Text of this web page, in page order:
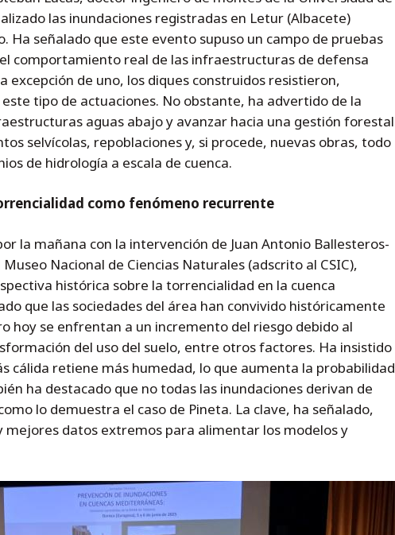
las inundaciones registradas en Letur (Albacete)
Ha señalado que este evento supuso un campo de pruebas
comportamiento real de las infraestructuras de defensa
excepción de uno, los diques construidos resistieron,
tipo de actuaciones. No obstante, ha advertido de la
aguas abajo y avanzar hacia una gestión forestal
selvícolas, repoblaciones y, si procede, nuevas obras, todo
de hidrología a escala de cuenca.
como fenómeno recurrente
la mañana con la intervención de Juan Antonio Ballesteros-
Nacional de Ciencias Naturales (adscrito al CSIC),
histórica sobre la torrencialidad en la cuenca
que las sociedades del área han convivido históricamente
hoy se enfrentan a un incremento del riesgo debido al
del uso del suelo, entre otros factores. Ha insistido
cálida retiene más humedad, lo que aumenta la probabilidad
ha destacado que no todas las inundaciones derivan de
lo demuestra el caso de Pineta. La clave, ha señalado,
mejores datos extremos para alimentar los modelos y